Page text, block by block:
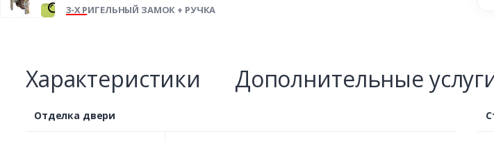
3-Х РИГЕЛЬНЫЙ ЗАМОК + РУЧКА
Характеристики Дополнительные
Отделка двери